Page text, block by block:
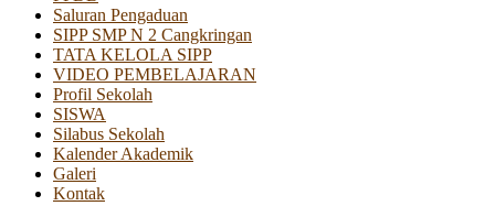
Saluran Pengaduan
SIPP SMP N 2 Cangkringan
TATA KELOLA SIPP
VIDEO PEMBELAJARAN
Profil Sekolah
SISWA
Silabus Sekolah
Kalender Akademik
Galeri
Kontak